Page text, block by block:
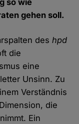
so wie
gehen soll.
deshpd
die
eine
Unsinn. Zu
Verständnis
die
Ein